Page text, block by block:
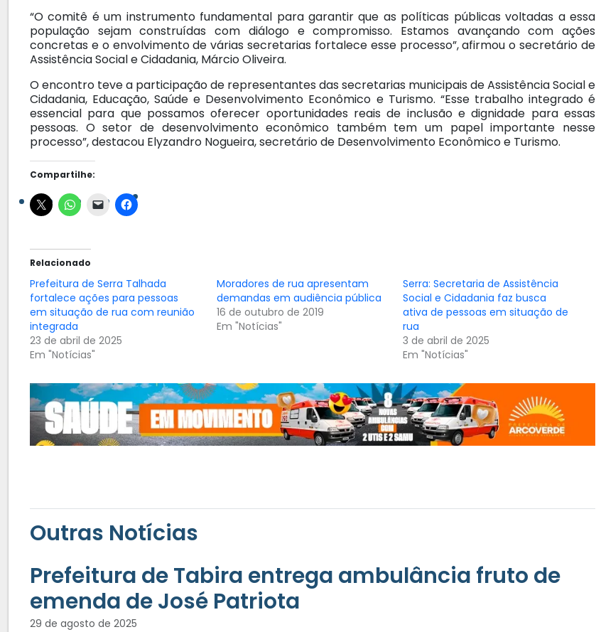
“O comitê é um instrumento fundamental para garantir que as políticas públicas voltadas a essa
população sejam construídas com diálogo e compromisso. Estamos avançando com ações
concretas e o envolvimento de várias secretarias fortalece esse processo”, afirmou o secretário de
Assistência Social e Cidadania, Márcio Oliveira.
O encontro teve a participação de representantes das secretarias municipais de Assistência Social e
Cidadania, Educação, Saúde e Desenvolvimento Econômico e Turismo. “Esse trabalho integrado é
essencial para que possamos oferecer oportunidades reais de inclusão e dignidade para essas
pessoas. O setor de desenvolvimento econômico também tem um papel importante nesse
processo”, destacou Elyzandro Nogueira, secretário de Desenvolvimento Econômico e Turismo.
Compartilhe:
Relacionado
Prefeitura de Serra Talhada
fortalece ações para pessoas
em situação de rua com reunião
integrada
23 de abril de 2025
Em "Notícias"
Moradores de rua apresentam
demandas em audiência pública
16 de outubro de 2019
Em "Notícias"
Serra: Secretaria de Assistência
Social e Cidadania faz busca
ativa de pessoas em situação de
rua
3 de abril de 2025
Em "Notícias"
Outras Notícias
Prefeitura de Tabira entrega ambulância fruto de
emenda de José Patriota
29 de agosto de 2025